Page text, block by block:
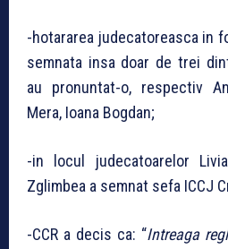
-hotararea judecatoreasca in
semnata insa doar de trei
au pronuntat-o, respectiv
Mera, Ioana Bogdan;
-in locul judecatoarelor
Zglimbea a semnat sefa ICCJ
-CCR a decis ca: “Intreaga